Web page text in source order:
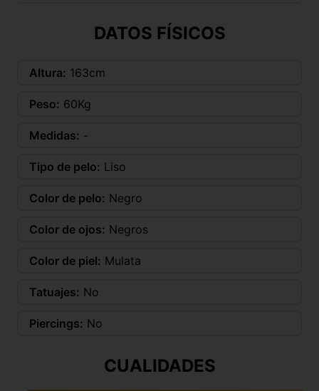
DATOS FÍSICOS
Altura: 163cm
Peso: 60Kg
Medidas: -
Tipo de pelo: Liso
Color de pelo: Negro
Color de ojos: Negros
Color de piel: Mulata
Tatuajes: No
Piercings: No
CUALIDADES